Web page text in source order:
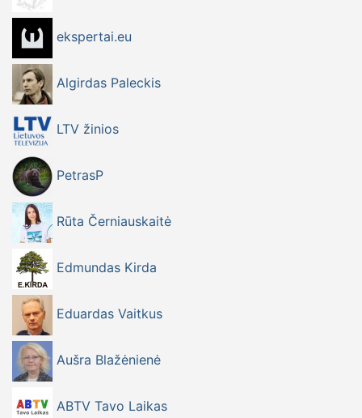
ekspertai.eu
Algirdas Paleckis
LTV žinios
PetrasP
Rūta Černiauskaitė
Edmundas Kirda
Eduardas Vaitkus
Aušra Blažėnienė
ABTV Tavo Laikas